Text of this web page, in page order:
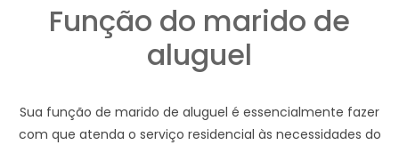
Função do marido de
aluguel
Sua função de marido de aluguel é essencialmente fazer
com que atenda o serviço residencial às necessidades do